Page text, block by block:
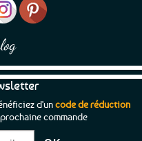
d'uncode de réduction
commande